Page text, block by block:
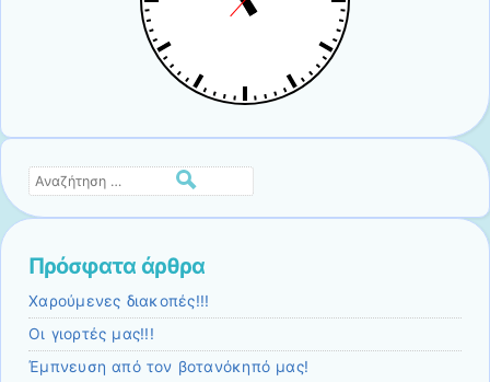
Αναζήτηση
Πρόσφατα άρθρα
Χαρούμενες διακοπές!!!
Οι γιορτές μας!!!
Έμπνευση από τον βοτανόκηπό μας!